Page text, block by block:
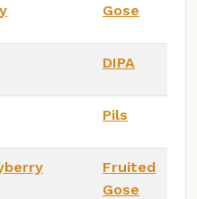
Gose
DIPA
Pils
Fruited
Gose